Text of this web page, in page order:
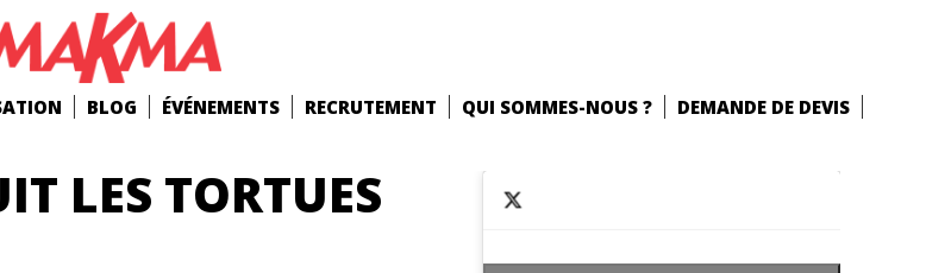
BLOG ÉVÉNEMENTS RECRUTEMENT QUI SOMMES-NOUS ?
DEMANDE DE DEVIS
LES TORTUES